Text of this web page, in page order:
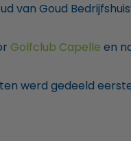
van Goud
Golfclub Capelle en
werd gedeeld